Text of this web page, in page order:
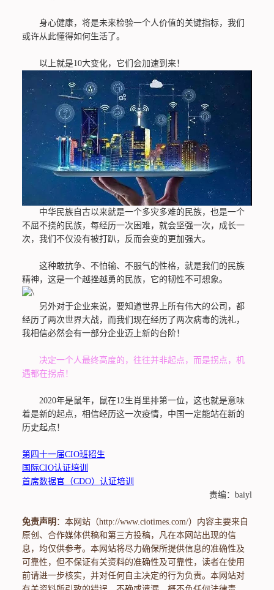
身心健康，将是未来检验一个人价值的关键指标，我们
或许从此懂得如何生活了。
以上就是10大变化，它们会加速到来！
中华民族自古以来就是一个多灾多难的民族，也是一个
不屈不挠的民族，每经历一次困难，就会坚强一次，成长一
次，我们不仅没有被打趴，反而会变的更加强大。
这种敢抗争、不怕输、不服气的性格，就是我们的民族
精神，这是一个越挫越勇的民族，它的韧性不可想象。
另外对于企业来说，要知道世界上所有伟大的公司，都
经历了两次世界大战，而我们现在经历了两次病毒的洗礼，
我相信必然会有一部分企业迈上新的台阶！
决定一个人最终高度的，往往并非起点，而是拐点，机
遇都在拐点！
2020年是鼠年，鼠在12生肖里排第一位，这也就是意味
着是新的起点，相信经历这一次疫情，中国一定能站在新的
历史起点！
第四十一届CIO班招生
国际CIO认证培训
首席数据官（CDO）认证培训
责编：baiyl
免责声明 ：本网站（http://www.ciotimes.com/）内容主要来自
原创、合作媒体供稿和第三方投稿，凡在本网站出现的信
息，均仅供参考。本网站将尽力确保所提供信息的准确性及
可靠性，但不保证有关资料的准确性及可靠性，读者在使用
前请进一步核实，并对任何自主决定的行为负责。本网站对